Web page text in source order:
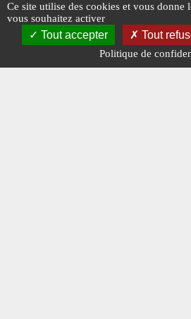
Ce site utilise des cookies et vous donne
vous souhaitez activer
Tout accepter Tout
Politique de